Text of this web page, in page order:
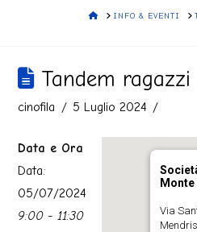
HOMEINFO & EVENTI
Tandem ragazzi
cinofila 5 Luglio 2024
Via
Data e Ora
Data:
05/07/2024
9:00 - 11:30